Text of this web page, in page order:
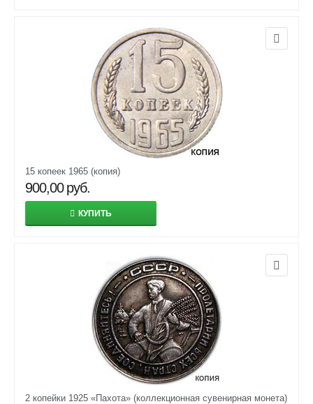
15 копеек 1965 (копия)
900,00 руб.
КУПИТЬ
2 копейки 1925 «Пахота» (коллекционная сувенирная монета)